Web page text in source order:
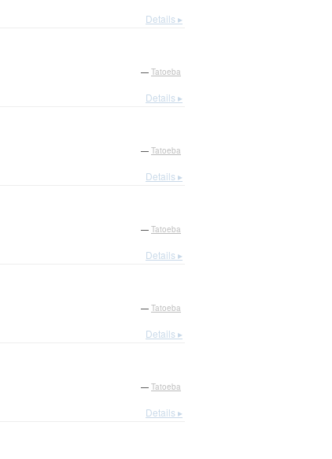
Details ▸
— Tatoeba
Details ▸
— Tatoeba
Details ▸
— Tatoeba
Details ▸
— Tatoeba
Details ▸
— Tatoeba
Details ▸